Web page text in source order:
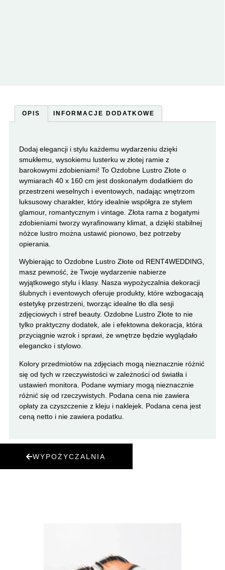
OPIS INFORMACJE DODATKOWE
Dodaj elegancji i stylu każdemu wydarzeniu dzięki
smukłemu, wysokiemu lusterku w złotej ramie z
barokowymi zdobieniami! To Ozdobne Lustro Złote o
wymiarach 40 x 160 cm jest doskonałym dodatkiem do
przestrzeni weselnych i eventowych, nadając wnętrzom
luksusowy charakter, który idealnie współgra ze stylem
glamour, romantycznym i vintage. Złota rama z bogatymi
zdobieniami tworzy wyrafinowany klimat, a dzięki stabilnej
nóżce lustro można ustawić pionowo, bez potrzeby
opierania.
Wybierając to Ozdobne Lustro Złote od RENT4WEDDING,
masz pewność, że Twoje wydarzenie nabierze
wyjątkowego stylu i klasy. Nasza wypożyczalnia dekoracji
ślubnych i eventowych oferuje produkty, które wzbogacają
estetykę przestrzeni, tworząc idealne tło dla sesji
zdjęciowych i stref beauty. Ozdobne Lustro Złote to nie
tylko praktyczny dodatek, ale i efektowna dekoracja, która
przyciągnie wzrok i sprawi, że wnętrze będzie wyglądało
elegancko i stylowo.
Kolory przedmiotów na zdjęciach mogą nieznacznie różnić
się od tych w rzeczywistości w zależności od światła i
ustawień monitora. Podane wymiary mogą nieznacznie
różnić się od rzeczywistych. Podana cena nie zawiera
opłaty za czyszczenie z kleju i naklejek. Podana cena jest
ceną netto i nie zawiera podatku.
WYPOŻYCZALNIA